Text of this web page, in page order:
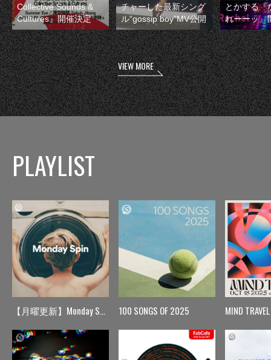
Collective Sounds &
Cultures』開催決定
チャーした最新シング
ル“gossip boy”MV公開
とかする『
れーーッ』
VIEW MORE
PLAYLIST
【月曜更新】Monday Spin 100 SONGS OF 2025 MIND TRAVEL